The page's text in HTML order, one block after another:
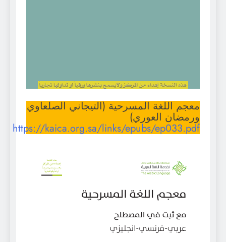
معجم اللغة المسرحية (التيجاني الصلعاوي
ورمضان العوري)
https://kaica.org.sa/links/epubs/ep033.pdf